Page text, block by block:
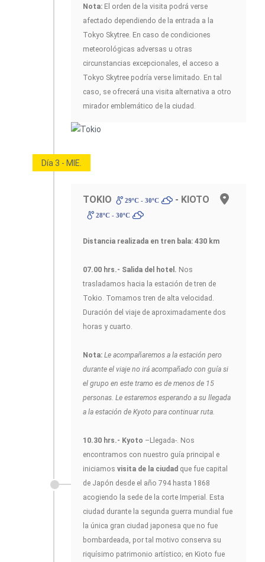
Nota: El orden de la visita podrá verse
afectado dependiendo de la entrada a la
Tokyo Skytree. En caso de condiciones
meteorológicas adversas u otras
circunstancias excepcionales, el acceso a
Tokyo Skytree podría verse limitado. En tal
caso, se ofrecerá una visita alternativa a otro
mirador emblemático de la ciudad.
Día 3 - MIE.
TOKIO 29ºC - 30ºC - KIOTO
28ºC - 30ºC
Distancia realizada en tren bala: 430 km
07.00 hrs.- Salida del hotel. Nos
trasladamos hacia la estación de tren de
Tokio. Tomamos tren de alta velocidad.
Duración del viaje de aproximadamente dos
horas y cuarto.
Nota: Le acompañaremos a la estación pero
durante el viaje no irá acompañado con guía si
el grupo en este tramo es de menos de 15
personas. Le estaremos esperando a su llegada
a la estación de Kyoto para continuar ruta.
10.30 hrs.- Kyoto –Llegada-. Nos
encontramos con nuestro guía principal e
iniciamos visita de la ciudad que fue capital
de Japón desde el año 794 hasta 1868
acogiendo la sede de la corte Imperial. Esta
ciudad durante la segunda guerra mundial fue
la única gran ciudad japonesa que no fue
bombardeada, por tal motivo conserva su
riquísimo patrimonio artístico; en Kioto fue